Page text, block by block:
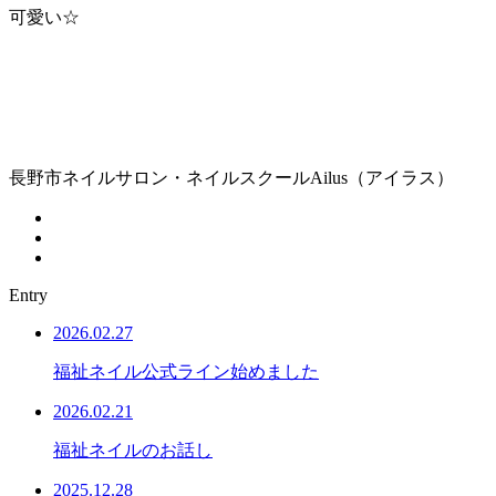
可愛い☆
長野市ネイルサロン・ネイルスクールAilus（アイラス）
Entry
2026.02.27
福祉ネイル公式ライン始めました
2026.02.21
福祉ネイルのお話し
2025.12.28